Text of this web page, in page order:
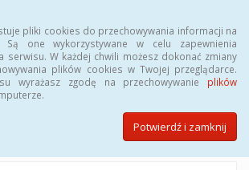
pliki cookies do przechowywania informacji na
Są one wykorzystywane w celu zapewnienia
serwisu. W każdej chwili możesz dokonać zmiany
plików cookies w Twojej przeglądarce.
wyrażasz zgodę na przechowywanie plików
Potwierdź i zamknij
INFORMACJI PUBLICZNEJ
Urzędu Miasta Opola